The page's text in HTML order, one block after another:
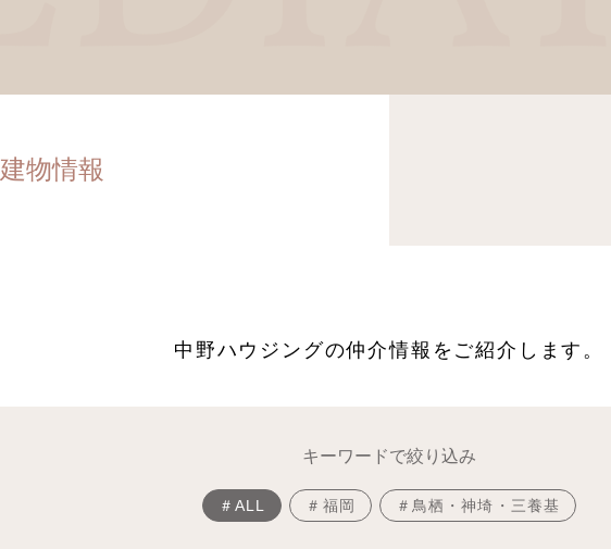
建物情報
中野ハウジングの仲介情報をご紹介します。
キーワードで絞り込み
＃ALL ＃福岡 ＃鳥栖・神埼・三養基